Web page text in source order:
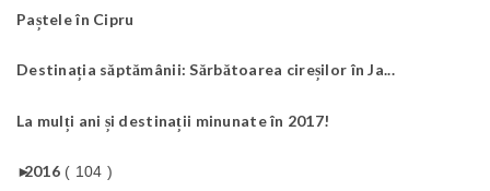
Paștele în Cipru
Destinația săptămânii: Sărbătoarea cireșilor în Ja...
La mulți ani și destinații minunate în 2017!
►
2016 ( 104 )